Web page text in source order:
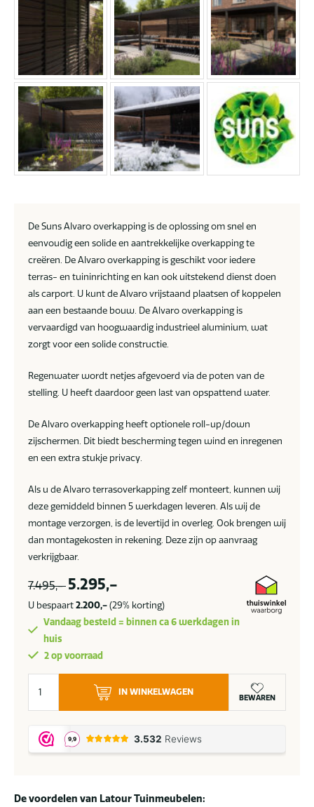
De Suns Alvaro overkapping is de oplossing om snel en
eenvoudig een solide en aantrekkelijke overkapping te
creëren. De Alvaro overkapping is geschikt voor iedere
terras- en tuininrichting en kan ook uitstekend dienst doen
als carport. U kunt de Alvaro vrijstaand plaatsen of koppelen
aan een bestaande bouw. De Alvaro overkapping is
vervaardigd van hoogwaardig industrieel aluminium, wat
zorgt voor een solide constructie.
Regenwater wordt netjes afgevoerd via de poten van de
stelling. U heeft daardoor geen last van opspattend water.
De Alvaro overkapping heeft optionele roll-up/down
zijschermen. Dit biedt bescherming tegen wind en inregenen
en een extra stukje privacy.
Als u de Alvaro terrasoverkapping zelf monteert, kunnen wij
deze gemiddeld binnen 5 werkdagen leveren. Als wij de
montage verzorgen, is de levertijd in overleg. Ook brengen wij
dan montagekosten in rekening. Deze zijn op aanvraag
verkrijgbaar.
7.495,- 5.295,-
U bespaart2.200,-(29% korting)
Vandaag besteld = binnen ca 6 werkdagen in
huis
2 op voorraad
Alvaro
overkapping
591
SALE
IN WINKELWAGEN
BEWAREN
De voordelen van Latour Tuinmeubelen: